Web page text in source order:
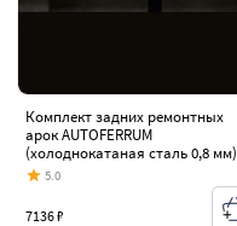
Комплект задних ремонтных
арок AUTOFERRUM
(холоднокатаная сталь 0,8 мм)
Mazda CX-7 ER (2006-2012)
5.0
7136 ₽